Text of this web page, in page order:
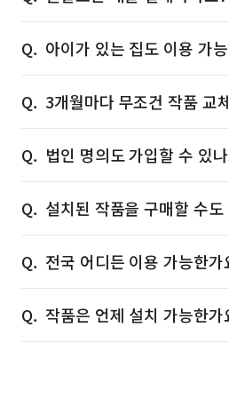
아이가 있는 집도 이용 가
3개월마다 무조건 작품 교
법인 명의도 가입할 수 있
설치된 작품을 구매할 수도
전국 어디든 이용 가능한가
작품은 언제 설치 가능한가